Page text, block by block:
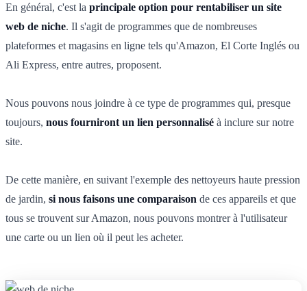
En général, c'est la principale option pour rentabiliser un site
web de niche. Il s'agit de programmes que de nombreuses
plateformes et magasins en ligne tels qu'Amazon, El Corte Inglés ou
Ali Express, entre autres, proposent.
Nous pouvons nous joindre à ce type de programmes qui, presque
toujours, nous fourniront un lien personnalisé à inclure sur notre
site.
De cette manière, en suivant l'exemple des nettoyeurs haute pression
de jardin, si nous faisons une comparaison de ces appareils et que
tous se trouvent sur Amazon, nous pouvons montrer à l'utilisateur
une carte ou un lien où il peut les acheter.